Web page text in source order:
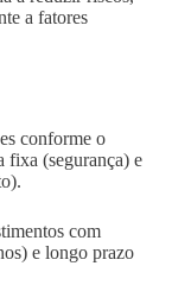
a fatores
conforme o
fixa (segurança) e
com
e longo prazo